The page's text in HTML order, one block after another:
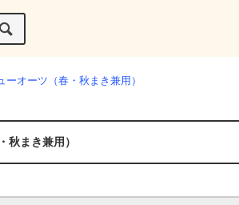
ーオーツ（春・秋まき兼用）
秋まき兼用）